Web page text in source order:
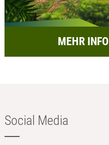
MEHR INFO
Social Media